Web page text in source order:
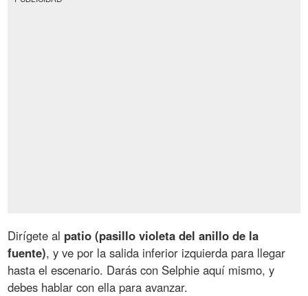
Dirígete al patio (pasillo violeta del anillo de la
fuente), y ve por la salida inferior izquierda para llegar
hasta el escenario. Darás con Selphie aquí mismo, y
debes hablar con ella para avanzar.